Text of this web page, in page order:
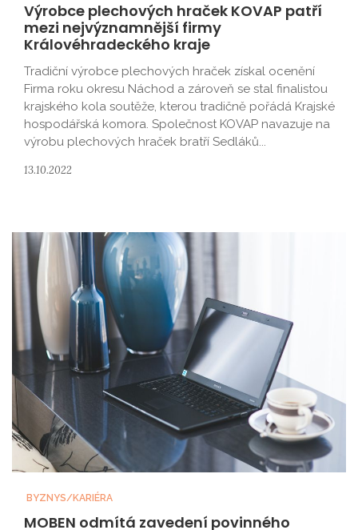
Výrobce plechových hraček KOVAP patří
mezi nejvýznamnější firmy
Královéhradeckého kraje
Tradiční výrobce plechových hraček získal ocenění
Firma roku okresu Náchod a zároveň se stal finalistou
krajského kola soutěže, kterou tradičně pořádá Krajské
hospodářská komora. Společnost KOVAP navazuje na
výrobu plechových hraček bratří Sedláků...
13.10.2022
BYZNYS/KARIÉRA
MOBEN odmítá zavedení povinného